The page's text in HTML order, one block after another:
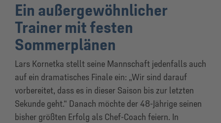
Ein außergewöhnlicher
Trainer mit festen
Sommerplänen
Lars Kornetka stellt seine Mannschaft jedenfalls auch
auf ein dramatisches Finale ein: „Wir sind darauf
vorbereitet, dass es in dieser Saison bis zur letzten
Sekunde geht.“ Danach möchte der 48-Jährige seinen
bisher größten Erfolg als Chef-Coach feiern. In